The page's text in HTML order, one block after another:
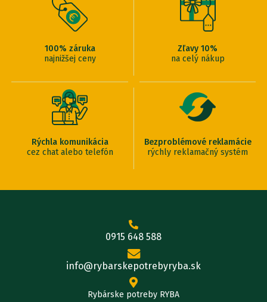
100% záruka
najnižšej ceny
Zľavy 10%
na celý nákup
Rýchla komunikácia
cez chat alebo telefón
Bezproblémové reklamácie
rýchly reklamačný systém
0915 648 588
info@rybarskepotrebyryba.sk
Rybárske potreby RYBA